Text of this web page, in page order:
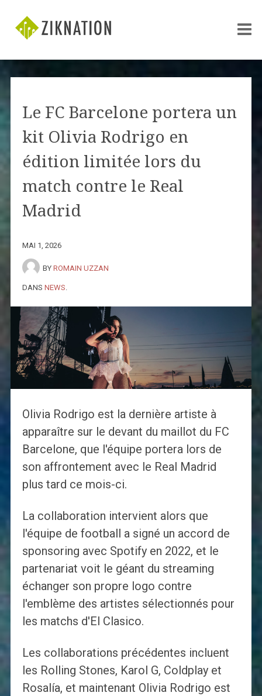
Le FC Barcelone portera un
kit Olivia Rodrigo en
édition limitée lors du
match contre le Real
Madrid
MAI 1, 2026
BY ROMAIN UZZAN
DANS NEWS
Olivia Rodrigo est la dernière artiste à
apparaître sur le devant du maillot du FC
Barcelone, que l'équipe portera lors de
son affrontement avec le Real Madrid
plus tard ce mois-ci.
La collaboration intervient alors que
l'équipe de football a signé un accord de
sponsoring avec Spotify en 2022, et le
partenariat voit le géant du streaming
échanger son propre logo contre
l'emblème des artistes sélectionnés pour
les matchs d'El Clasico.
Les collaborations précédentes incluent
les Rolling Stones, Karol G, Coldplay et
Rosalía, et maintenant Olivia Rodrigo est